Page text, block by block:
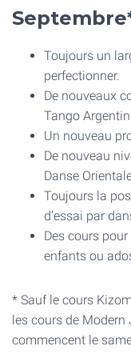
Toujours un
perfectionner.
De nouveaux
Tango
Un nouveau
De nouveau
Danse
Toujours la
d’essai par
Des cours
enfants ou
* Sauf le cours
les cours de
commencent le